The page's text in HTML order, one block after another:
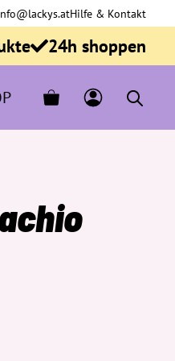
Hilfe & Kontakt
24h shoppen